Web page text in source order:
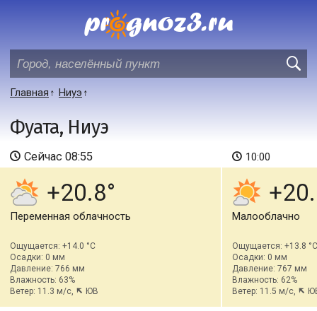
Главная Ниуэ
Фуата, Ниуэ
Сейчас 08:55
+20.8
Переменная облачность
Ощущается: +14.0 °C
Осадки: 0 мм
Давление: 766 мм
Влажность: 63%
Ветер: 11.3 м/с,
ЮВ
10:00
Малооблачно
Ощущается: +13.8 °C
Осадки: 0 мм
Давление: 767 мм
Влажность: 62%
Ветер: 11.5 м/с,